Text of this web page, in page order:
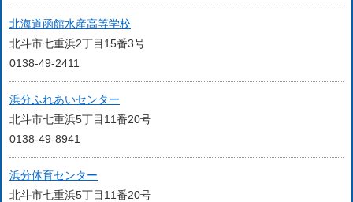
北海道函館水産高等学校
北斗市七重浜2丁目15番3号
0138-49-2411
浜分ふれあいセンター
北斗市七重浜5丁目11番20号
0138-49-8941
浜分体育センター
北斗市七重浜5丁目11番20号